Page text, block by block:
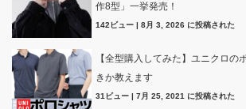
作8型」一挙発売！
142ビュー | 8月 3, 2026 に投稿された
【全型購入してみた】ユニクロの
きか教えます
31ビュー | 7月 25, 2021 に投稿された